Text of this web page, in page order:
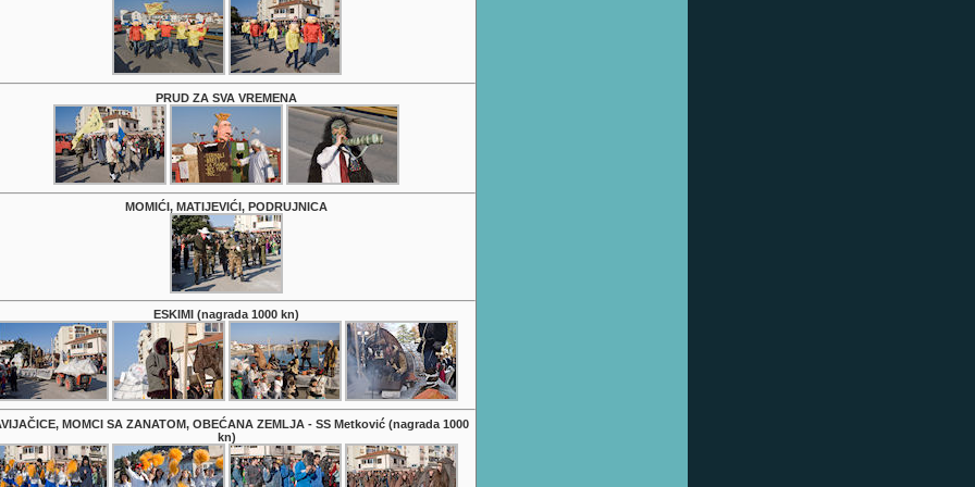
PRUD ZA SVA VREMENA
MOMIĆI, MATIJEVIĆI, PODRUJNICA
ESKIMI (nagrada 1000 kn)
MOMCI SA ZANATOM, OBEĆANA ZEMLJA - SS Metković (nagrada 1000
kn)